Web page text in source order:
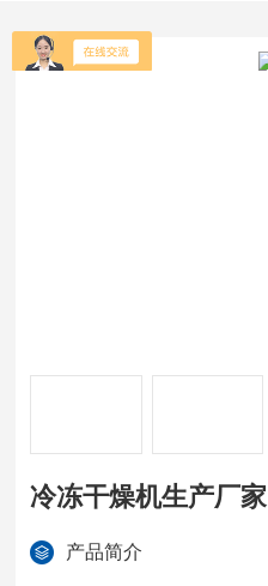
冷冻干燥机生产厂家
产品简介